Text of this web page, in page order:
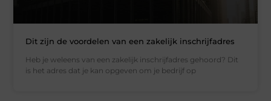
Dit zijn de voordelen van een zakelijk inschrijfadres
Heb je weleens van een zakelijk inschrijfadres gehoord? Dit
is het adres dat je kan opgeven om je bedrijf op